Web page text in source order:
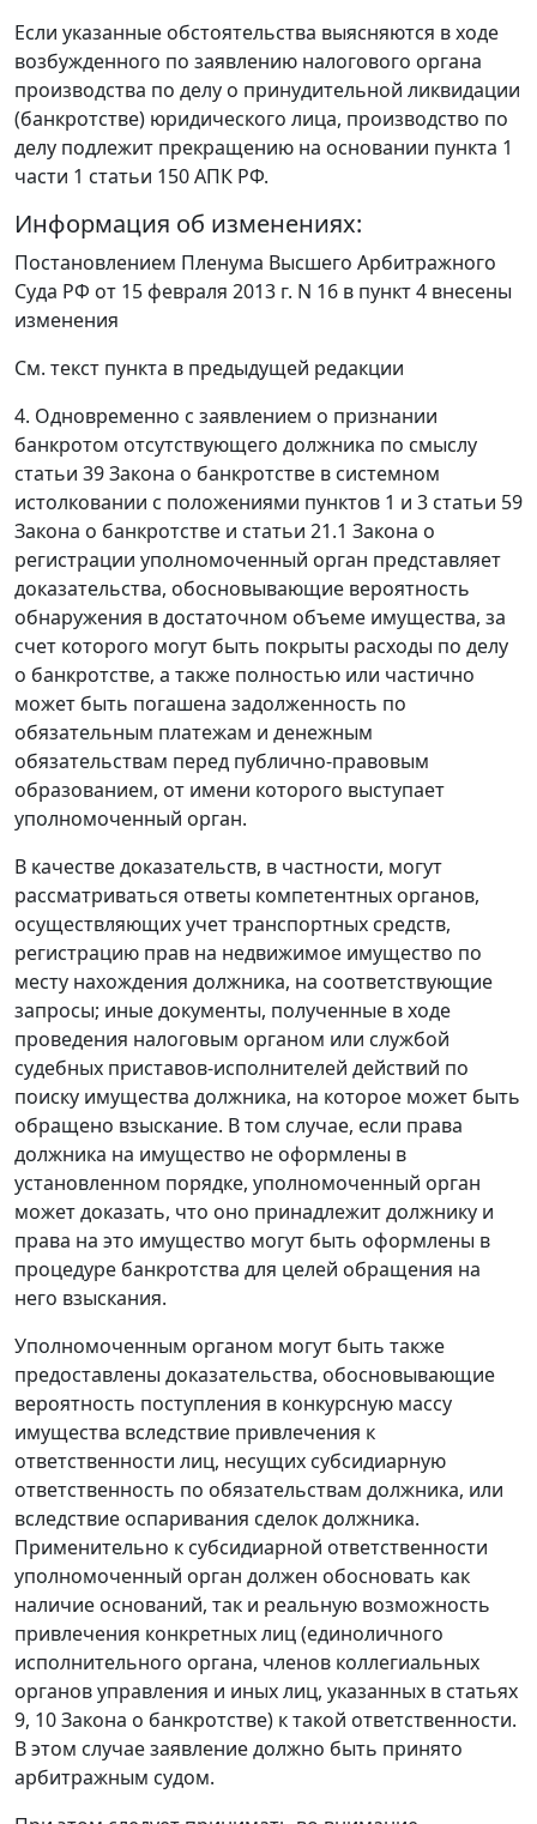
Если указанные обстоятельства выясняются в ходе
возбужденного по заявлению налогового органа
производства по делу о принудительной ликвидации
(банкротстве) юридического лица, производство по
делу подлежит прекращению на основании пункта 1
части 1 статьи 150АПК РФ.
Информация об изменениях:
Постановлением Пленума Высшего Арбитражного
Суда РФ от 15 февраля 2013 г. N 16 в пункт 4 внесены
изменения
См. текст пункта в предыдущей редакции
4. Одновременно с заявлением о признании
банкротом отсутствующего должника по смыслу
статьи 39Закона о банкротстве в системном
истолковании с положениями пунктов 1 и 3 статьи 59
Закона о банкротстве и статьи 21.1 Закона о
регистрации уполномоченный орган представляет
доказательства, обосновывающие вероятность
обнаружения в достаточном объеме имущества, за
счет которого могут быть покрыты расходы по делу
о банкротстве, а также полностью или частично
может быть погашена задолженность по
обязательным платежам и денежным
обязательствам перед публично-правовым
образованием, от имени которого выступает
уполномоченный орган.
В качестве доказательств, в частности, могут
рассматриваться ответы компетентных органов,
осуществляющих учет транспортных средств,
регистрацию прав на недвижимое имущество по
месту нахождения должника, на соответствующие
запросы; иные документы, полученные в ходе
проведения налоговым органом или службой
судебных приставов-исполнителей действий по
поиску имущества должника, на которое может быть
обращено взыскание. В том случае, если права
должника на имущество не оформлены в
установленном порядке, уполномоченный орган
может доказать, что оно принадлежит должнику и
права на это имущество могут быть оформлены в
процедуре банкротства для целей обращения на
него взыскания.
Уполномоченным органом могут быть также
предоставлены доказательства, обосновывающие
вероятность поступления в конкурсную массу
имущества вследствие привлечения к
ответственности лиц, несущих субсидиарную
ответственность по обязательствам должника, или
вследствие оспаривания сделок должника.
Применительно к субсидиарной ответственности
уполномоченный орган должен обосновать как
наличие оснований, так и реальную возможность
привлечения конкретных лиц (единоличного
исполнительного органа, членов коллегиальных
органов управления и иных лиц, указанных в статьях
9, 10Закона о банкротстве) к такой ответственности.
В этом случае заявление должно быть принято
арбитражным судом.